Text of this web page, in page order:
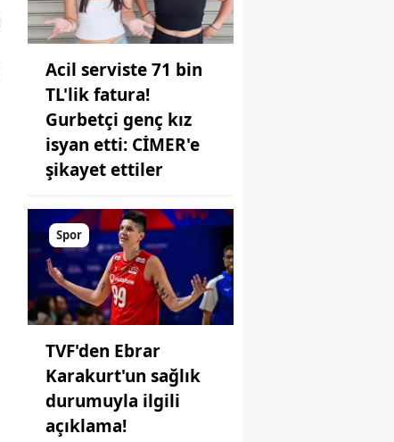
Acil serviste 71 bin
TL'lik fatura!
Gurbetçi genç kız
isyan etti: CİMER'e
şikayet ettiler
Spor
TVF'den Ebrar
Karakurt'un sağlık
durumuyla ilgili
açıklama!